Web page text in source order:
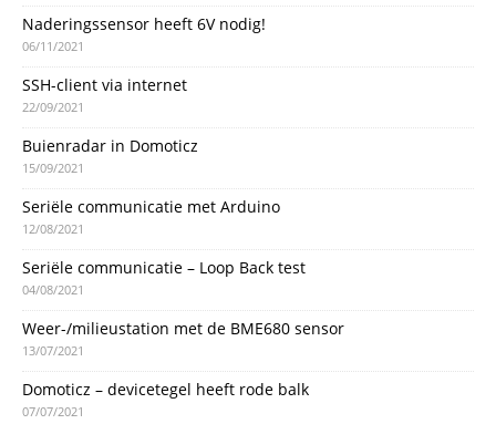
Naderingssensor heeft 6V nodig!
06/11/2021
SSH-client via internet
22/09/2021
Buienradar in Domoticz
15/09/2021
Seriële communicatie met Arduino
12/08/2021
Seriële communicatie – Loop Back test
04/08/2021
Weer-/milieustation met de BME680 sensor
13/07/2021
Domoticz – devicetegel heeft rode balk
07/07/2021